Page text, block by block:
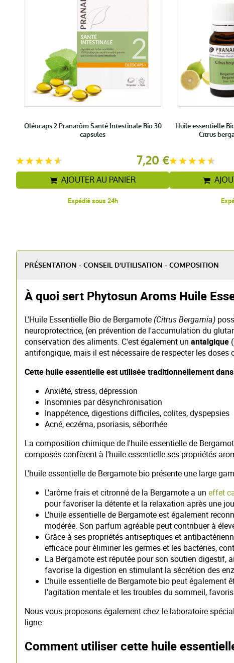
Oléocaps 2 Pranarôm Santé Intestinale Bio 30
capsules
7,20 €
AJOUTER AU PANIER
Expédié sous 24h
Huile essentielle
Citrus
PRÉSENTATION - CONSEIL D'UTILISATION - COMPOSITION
À quoi sert Phytosun Aroms Huile
L'Huile Essentielle Bio de Bergamote (Citrus Bergamia)
neuroprotectrice, (en prévention de l'accumulation du
conservation des aliments. C'est également un antalgique
antifongique, mais il est nécessaire de respecter les
Cette huile essentielle est utilisée traditionnellement
Anxiété, stress, dépression
Insomnies par désynchronisation
Inappétence, digestions difficiles, colites, dyspepsies
Acné, eczéma, psoriasis, séborrhée
La composition chimique de l'huile essentielle de
composés confèrent à l'huile essentielle ses propriétés
L'huile essentielle de Bergamote bio présente une large
L'arôme frais et citronné de la Bergamote a un effet
pour favoriser la détente et la relaxation après une
L'huile essentielle de Bergamote est également
modérée. Son parfum agréable peut contribuer à
Grâce à ses propriétés antiseptiques et
efficace pour éliminer les germes et les bactéries,
La Bergamote est réputée pour son soutien digestif,
favorise la digestion en stimulant la sécrétion des
L'huile essentielle de Bergamote bio peut également
l'agitation mentale et les troubles du sommeil,
Nous vous proposons également chez le laboratoire
ligne.
Comment utiliser cette huile